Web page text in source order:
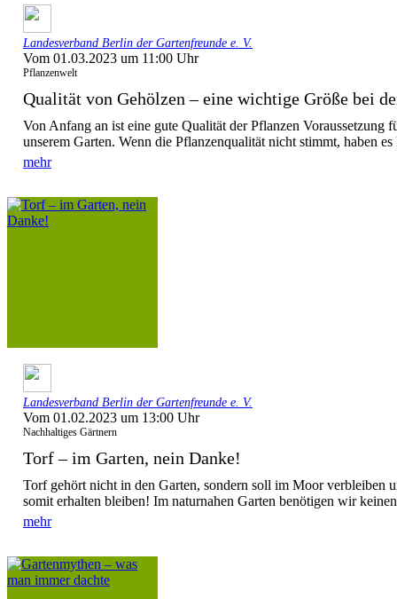
Landesverband Berlin der Gartenfreunde e. V.
Vom 01.03.2023 um 11:00 Uhr
Pflanzenwelt
Qualität von Gehölzen – eine wichtige Größe bei
Von Anfang an ist eine gute Qualität der Pflanzen Voraussetzung
unserem Garten. Wenn die Pflanzenqualität nicht stimmt, haben
mehr
Landesverband Berlin der Gartenfreunde e. V.
Vom 01.02.2023 um 13:00 Uhr
Nachhaltiges Gärtnern
Torf – im Garten, nein Danke!
Torf gehört nicht in den Garten, sondern soll im Moor verbleiben
somit erhalten bleiben! Im naturnahen Garten benötigen wir
mehr